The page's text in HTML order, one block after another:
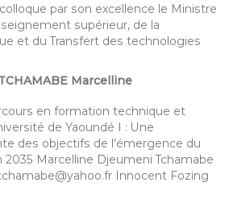
par son excellence le Ministre
supérieur, de la
et du Transfert des technologies
Marcelline
en formation technique et
de Yaoundé I : Une
des objectifs de l’émergence du
2035 Marcelline Djeumeni Tchamabe
Innocent Fozing